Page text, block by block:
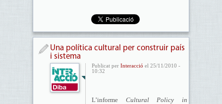
Una política cultural per construir país
i sistema
Publicat per Interacció el 25/11/2010 -
10:32
L’informe Cultural Policy in